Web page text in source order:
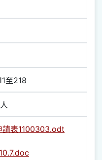
至218
請表1100303.odt